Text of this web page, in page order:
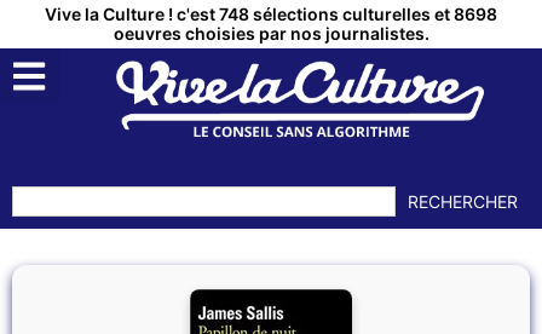
Vive la Culture ! c'est 748 sélections culturelles et 8698
oeuvres choisies par nos journalistes.
RECHERCHER